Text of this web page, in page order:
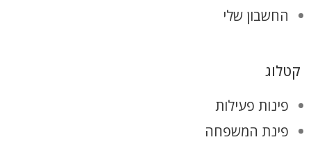
החשבון שלי
קטלוג
פינות פעילות
פינת המשפחה